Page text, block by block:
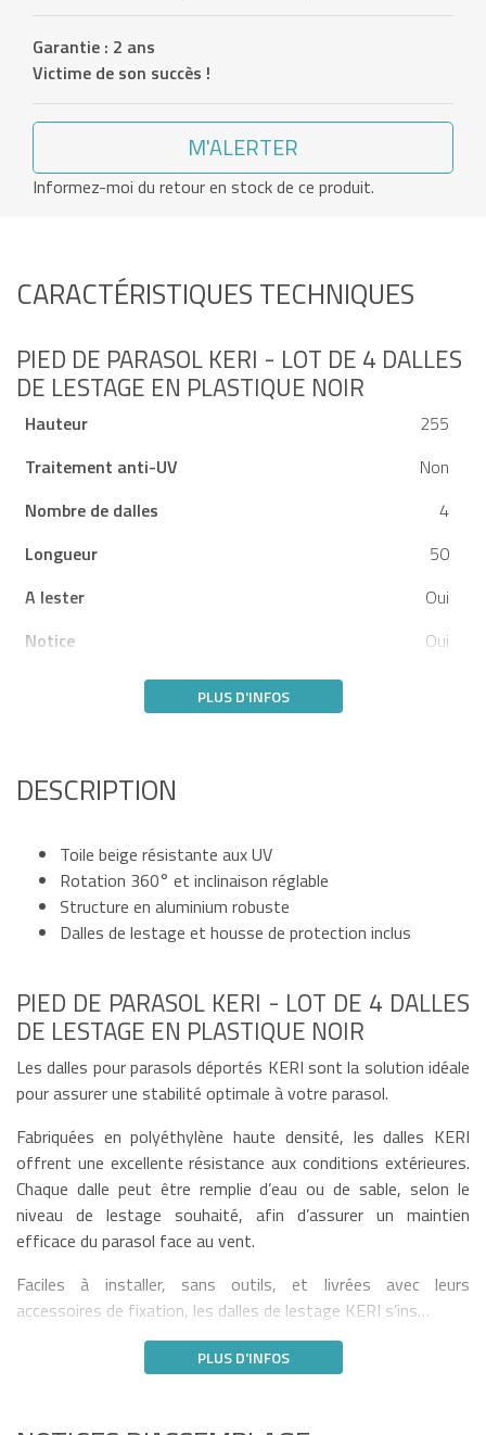
Garantie : 2 ans
Victime de son succès !
M'ALERTER
Informez-moi du retour en stock de ce produit.
CARACTÉRISTIQUES TECHNIQUES
PIED DE PARASOL KERI - LOT DE 4 DALLES
DE LESTAGE EN PLASTIQUE NOIR
Hauteur
255
Traitement anti-UV
Non
Nombre de dalles
4
Longueur
50
A lester
Oui
Notice
Oui
PLUS D'INFOS
DESCRIPTION
Toile beige résistante aux UV
Rotation 360° et inclinaison réglable
Structure en aluminium robuste
Dalles de lestage et housse de protection inclus
PIED DE PARASOL KERI - LOT DE 4 DALLES
DE LESTAGE EN PLASTIQUE NOIR
Les dalles pour parasols déportés KERI sont la solution idéale
pour assurer une stabilité optimale à votre parasol.
Fabriquées en polyéthylène haute densité, les dalles KERI
offrent une excellente résistance aux conditions extérieures.
Chaque dalle peut être remplie d’eau ou de sable, selon le
niveau de lestage souhaité, afin d’assurer un maintien
efficace du parasol face au vent.
Faciles à installer, sans outils, et livrées avec leurs
accessoires de fixation, les dalles de lestage KERI s’ins…
PLUS D'INFOS